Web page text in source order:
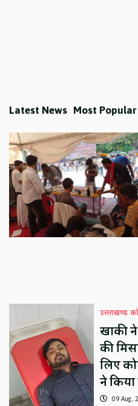
Latest News Most Popular
उत्तराखण्ड
खाकी
की
लिए
ने
09 Aug,